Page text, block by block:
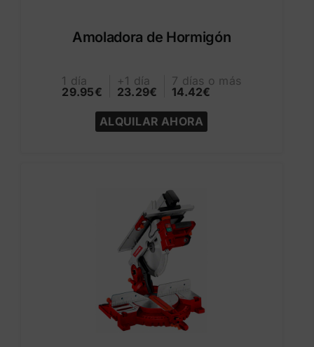
Amoladora de Hormigón
1 día
29.95€
+1 día
23.29€
7 días o más
14.42€
ALQUILAR AHORA